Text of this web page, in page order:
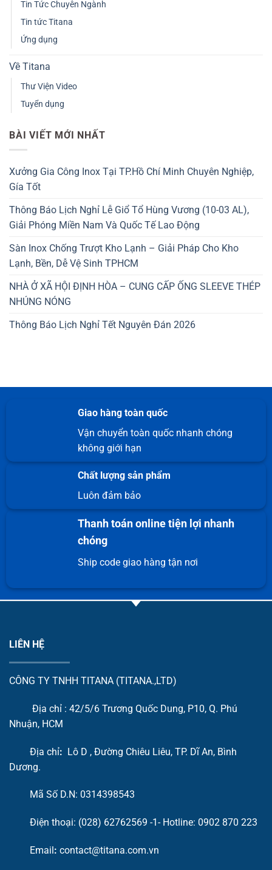
Tin Tức Chuyên Ngành
Tin tức Titana
Ứng dụng
Về Titana
Thư Viện Video
Tuyển dụng
BÀI VIẾT MỚI NHẤT
Xưởng Gia Công Inox Tại TP.Hồ Chí Minh Chuyên Nghiệp,
Gía Tốt
Thông Báo Lịch Nghỉ Lễ Giổ Tổ Hùng Vương (10-03 AL),
Giải Phóng Miền Nam Và Quốc Tế Lao Động
Sàn Inox Chống Trượt Kho Lạnh – Giải Pháp Cho Kho
Lạnh, Bền, Dễ Vệ Sinh TPHCM
NHÀ Ở XÃ HỘI ĐỊNH HÒA – CUNG CẤP ỐNG SLEEVE THÉP
NHÚNG NÓNG
Thông Báo Lịch Nghỉ Tết Nguyên Đán 2026
Giao hàng toàn quốc
Vận chuyển toàn quốc nhanh chóng
không giới hạn
Chất lượng sản phẩm
Luôn đảm bảo
Thanh toán online tiện lợi nhanh
chóng
Ship code giao hàng tận nơi
LIÊN HỆ
CÔNG TY TNHH TITANA (TITANA.,LTD)
Địa chỉ : 42/5/6 Trương Quốc Dung, P10, Q. Phú
Nhuận, HCM
Địa chỉ: Lô D , Đường Chiêu Liêu, TP. Dĩ An, Bình
Dương.
Mã Số D.N: 0314398543
Điện thoại: (028) 62762569 -1- Hotline: 0902 870 223
Email: contact@titana.com.vn